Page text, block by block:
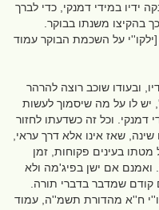
ידיו במידי דמנקי, כדי לברך
בהקיצו משנתו בבוקר.
[ילקו''י על השכמת הבוקר עמוד
ובעודו שוכב רוצה להרהר
יש לו על מה שיסמוך לעשות
דמנקי. וכל זה כשדעתו לחזור
שאז אינו אלא דרך עראי,
בעינים פקוחות, זמן
ואמנם אם ישן בפיג'מה ולא
קודם שמדבר בדברי תורה.
ח''א מהדורת תשמ''ה, עמוד